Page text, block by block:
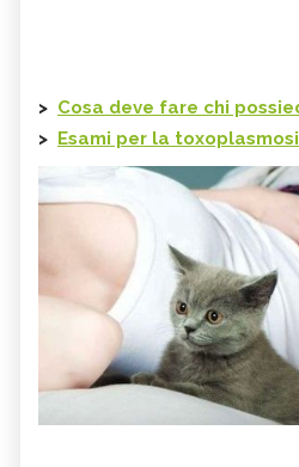
> Cosa deve fare chi
> Esami per la